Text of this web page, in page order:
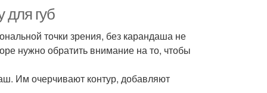
для губ
точки зрения, без карандаша не
нужно обратить внимание на то, чтобы
Им очерчивают контур, добавляют